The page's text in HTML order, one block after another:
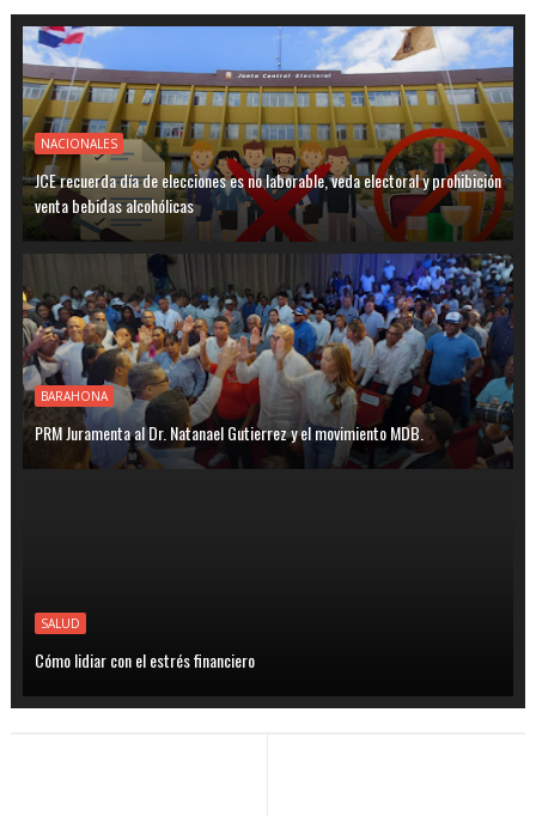
NACIONALES
JCE recuerda día de elecciones es no laborable, veda electoral y prohibición
venta bebidas alcohólicas
BARAHONA
PRM Juramenta al Dr. Natanael Gutierrez y el movimiento MDB.
SALUD
Cómo lidiar con el estrés financiero